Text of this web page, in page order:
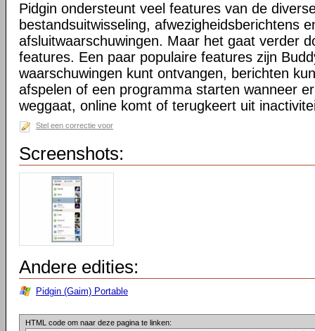
Pidgin ondersteunt veel features van de
bestandsuitwisseling, afwezigheidsberichtens
afsluitwaarschuwingen. Maar het gaat verder
features. Een paar populaire features zijn
waarschuwingen kunt ontvangen, berichten
afspelen of een programma starten wanneer
weggaat, online komt of terugkeert uit
Stel een correctie voor
Screenshots:
Andere edities:
Pidgin (Gaim) Portable
HTML code om naar deze pagina te linken: